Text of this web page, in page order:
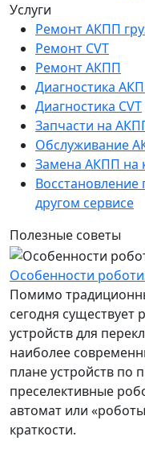
Услуги
Ремонт АКПП
Ремонт CVT
Ремонт AКПП
Диагностика
Диагностика CVT
Запчасти на
Обслуживание
Замена АКПП на
Восстановление
другом сервисе
Полезные советы
Особенности
Помимо
сегодня существует
устройств для
наиболее
плане устройств по
преселективные
автомат или
краткости.